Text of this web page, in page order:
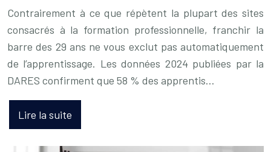
Contrairement à ce que répètent la plupart des sites
consacrés à la formation professionnelle, franchir la
barre des 29 ans ne vous exclut pas automatiquement
de l’apprentissage. Les données 2024 publiées par la
DARES confirment que 58 % des apprentis…
Lire la suite